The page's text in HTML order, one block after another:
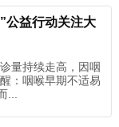
公益行动关注大
量持续走高，因咽
：咽喉早期不适易
...